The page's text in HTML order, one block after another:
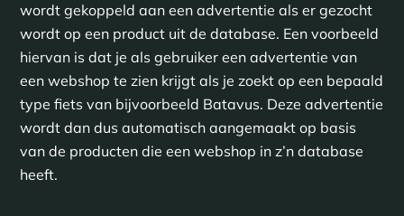
wordt gekoppeld aan een advertentie als er gezocht
wordt op een product uit de database. Een voorbeeld
hiervan is dat je als gebruiker een advertentie van
een webshop te zien krijgt als je zoekt op een bepaald
type fiets van bijvoorbeeld Batavus. Deze advertentie
wordt dan dus automatisch aangemaakt op basis
van de producten die een webshop in z’n database
heeft.